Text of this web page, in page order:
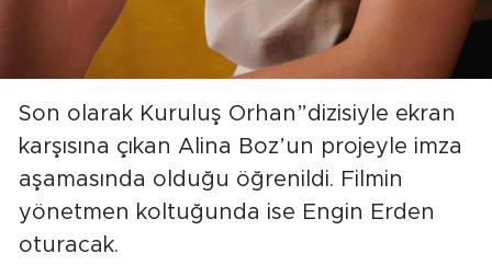
Son olarak Kuruluş Orhan”dizisiyle ekran
karşısına çıkan Alina Boz’un projeyle imza
aşamasında olduğu öğrenildi. Filmin
yönetmen koltuğunda ise Engin Erden
oturacak.